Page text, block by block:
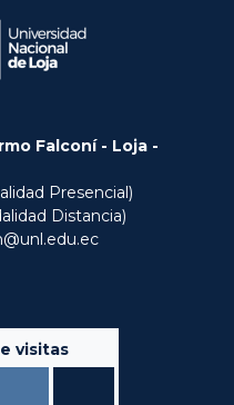
Falconí - Loja -
Presencial)
Distancia)
visitas